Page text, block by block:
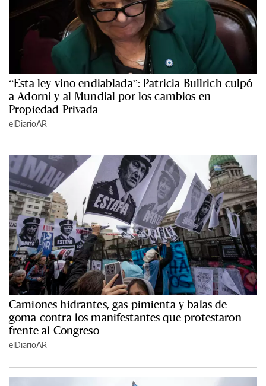
“Esta ley vino endiablada”: Patricia Bullrich culpó
a Adorni y al Mundial por los cambios en
Propiedad Privada
elDiarioAR
Camiones hidrantes, gas pimienta y balas de
goma contra los manifestantes que protestaron
frente al Congreso
elDiarioAR